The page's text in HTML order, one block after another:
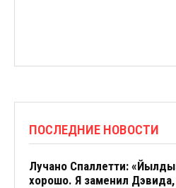
ПОСЛЕДНИЕ НОВОСТИ
Лучано Спаллетти:
хорошо. Я заменил